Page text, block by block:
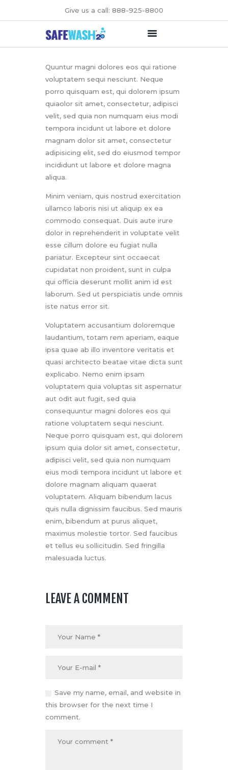
Give us a call: 888-925-8800
FEATURES
BUSINESS USE
DISCOVER
PURCHASE
CONTACT
Quuntur magni dolores eos qui ratione
voluptatem sequi nesciunt. Neque
porro quisquam est, qui dolorem ipsum
quiaolor sit amet, consectetur, adipisci
velit, sed quia non numquam eius modi
tempora incidunt ut labore et dolore
magnam dolor sit amet, consectetur
adipisicing elit, sed do eiusmod tempor
incididunt ut labore et dolore magna
aliqua.
Minim veniam, quis nostrud exercitation
ullamco laboris nisi ut aliquip ex ea
commodo consequat. Duis aute irure
dolor in reprehenderit in voluptate velit
esse cillum dolore eu fugiat nulla
pariatur. Excepteur sint occaecat
cupidatat non proident, sunt in culpa
qui officia deserunt mollit anim id est
laborum. Sed ut perspiciatis unde omnis
iste natus error sit.
Voluptatem accusantium doloremque
laudantium, totam rem aperiam, eaque
ipsa quae ab illo inventore veritatis et
quasi architecto beatae vitae dicta sunt
explicabo. Nemo enim ipsam
voluptatem quia voluptas sit aspernatur
aut odit aut fugit, sed quia
consequuntur magni dolores eos qui
ratione voluptatem sequi nesciunt.
Neque porro quisquam est, qui dolorem
ipsum quia dolor sit amet, consectetur,
adipisci velit, sed quia non numquam
eius modi tempora incidunt ut labore et
dolore magnam aliquam quaerat
voluptatem. Aliquam bibendum lacus
quis nulla dignissim faucibus. Sed mauris
enim, bibendum at purus aliquet,
maximus molestie tortor. Sed faucibus
et tellus eu sollicitudin. Sed fringilla
malesuada luctus.
LEAVE A COMMENT
Save my name, email, and website in
this browser for the next time I
comment.